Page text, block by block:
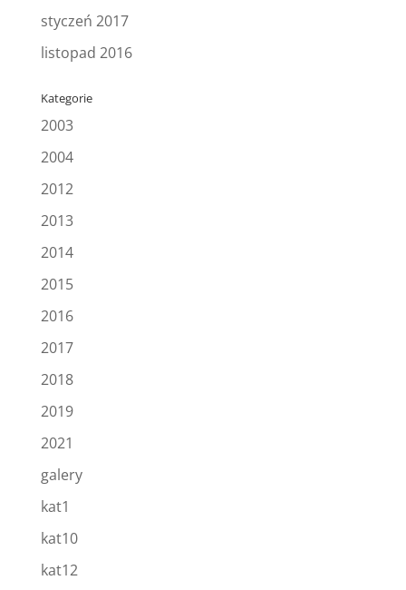
styczeń 2017
listopad 2016
Kategorie
2003
2004
2012
2013
2014
2015
2016
2017
2018
2019
2021
galery
kat1
kat10
kat12